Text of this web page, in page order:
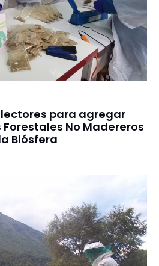
para agregar
No Madereros
Biósfera